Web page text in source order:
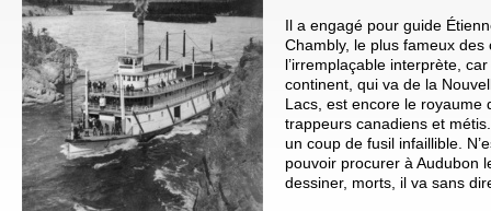
Il a engagé pour guide
Chambly, le plus fameux
l’irremplaçable interprète,
continent, qui va de la
Lacs, est encore le royaume
trappeurs canadiens et
un coup de fusil infaillible.
pouvoir procurer à Audubon
dessiner, morts, il va sans